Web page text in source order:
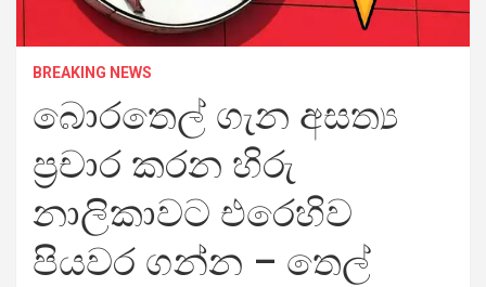
BREAKING NEWS
බොරතෙල් ගැන අසත්‍ය
ප්‍රචාර කරන හිරු
නාලිකාවට එරෙහිව
පියවර ගන්න – තෙල්